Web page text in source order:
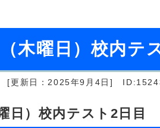
木曜日）校内
[更新日：2025年9月4日]
日）校内テスト2日目